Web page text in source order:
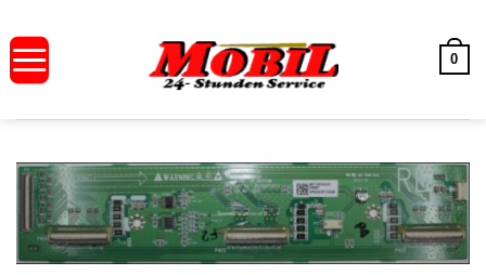
Inhalt
springen
0